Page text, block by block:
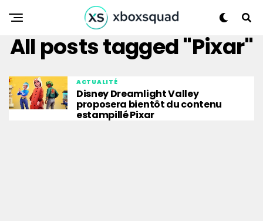
All posts tagged "Pixar"
ACTUALITÉ
Disney Dreamlight Valley
proposera bientôt du contenu
estampillé Pixar